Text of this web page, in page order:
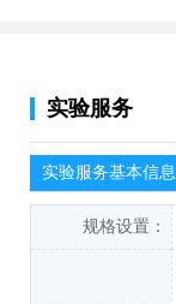
实验服务
实验服务基本信息
规格设置：